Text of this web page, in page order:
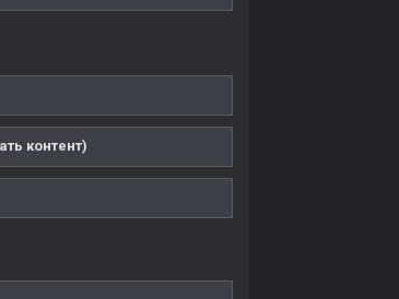
контент)